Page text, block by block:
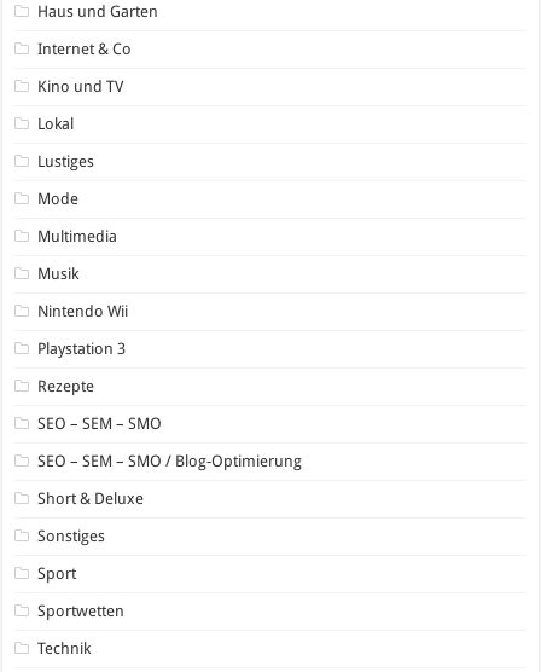
Haus und Garten
Internet & Co
Kino und TV
Lokal
Lustiges
Mode
Multimedia
Musik
Nintendo Wii
Playstation 3
Rezepte
SEO – SEM – SMO
SEO – SEM – SMO / Blog-Optimierung
Short & Deluxe
Sonstiges
Sport
Sportwetten
Technik